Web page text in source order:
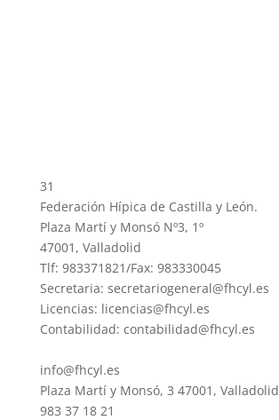
31
Federación Hípica de Castilla y León.
Plaza Martí y Monsó Nº3, 1º
47001, Valladolid
Tlf: 983371821/Fax: 983330045
Secretaria: secretariogeneral@fhcyl.es
Licencias: licencias@fhcyl.es
Contabilidad: contabilidad@fhcyl.es
info@fhcyl.es
Plaza Martí y Monsó, 3 47001, Valladolid
983 37 18 21